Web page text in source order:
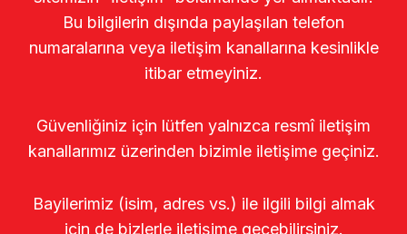
Bu bilgilerin dışında paylaşılan telefon
numaralarına veya iletişim kanallarına kesinlikle
itibar etmeyiniz.
Güvenliğiniz için lütfen yalnızca resmî iletişim
kanallarımız üzerinden bizimle iletişime geçiniz.
Bayilerimiz (isim, adres vs.) ile ilgili bilgi almak
için de bizlerle iletişime geçebilirsiniz.